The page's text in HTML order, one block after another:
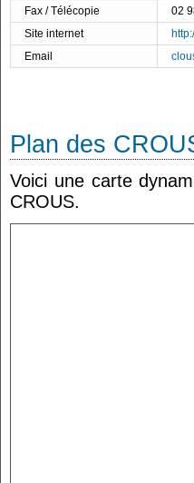
Fax / Télécopie
02
Site internet
Email
Plan des
Voici une carte
CROUS.